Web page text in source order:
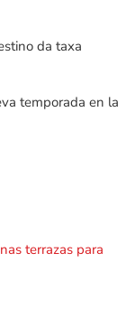
da taxa
temporada en la
terrazas para